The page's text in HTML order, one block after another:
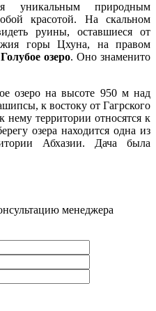
уникальным природным
красотой. На скальном
руины, оставшиеся от
горы Цхуна, на правом
Голубое озеро. Оно знаменито
озеро на высоте 950 м над
к востоку от Гагрского
территории относятся к
озера находится одна из
Абхазии. Дача была
менеджера